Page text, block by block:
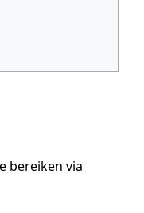
bereiken via